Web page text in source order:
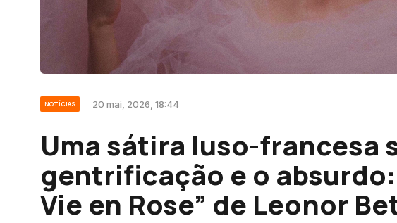
NOTÍCIAS 20 mai, 2026, 18:44
Uma sátira luso-francesa
gentrificação e o absurdo:
Vie en Rose” de Leonor